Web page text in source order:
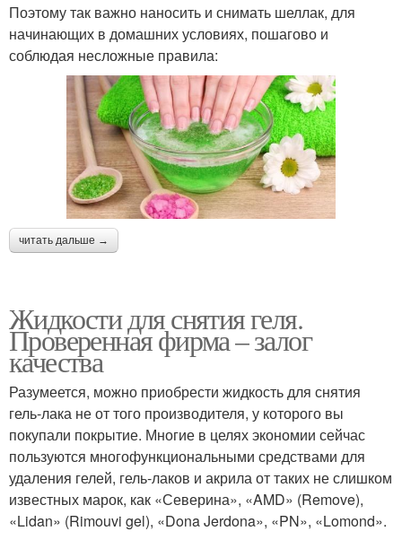
Поэтому так важно наносить и снимать шеллак, для
начинающих в домашних условиях, пошагово и
соблюдая несложные правила:
читать дальше →
Жидкости для снятия геля.
Проверенная фирма – залог
качества
Разумеется, можно приобрести жидкость для снятия
гель-лака не от того производителя, у которого вы
покупали покрытие. Многие в целях экономии сейчас
пользуются многофункциональными средствами для
удаления гелей, гель-лаков и акрила от таких не слишком
известных марок, как «Северина», «AMD» (Remove),
«Lidan» (Rimouvi gel), «Dona Jerdona», «PN», «Lomond».